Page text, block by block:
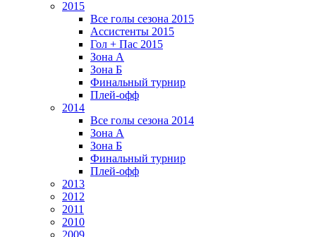
2015
Все голы сезона 2015
Ассистенты 2015
Гол + Пас 2015
Зона А
Зона Б
Финальный турнир
Плей-офф
2014
Все голы сезона 2014
Зона А
Зона Б
Финальный турнир
Плей-офф
2013
2012
2011
2010
2009